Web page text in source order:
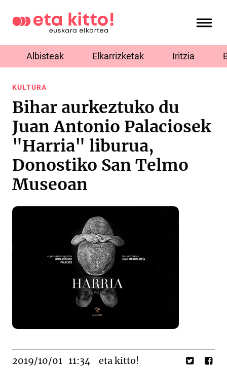
Albisteak Elkarrizketak Iritzia
KULTURA
Bihar aurkeztuko du
Juan Antonio Palaciosek
"Harria" liburua,
Donostiko San Telmo
Museoan
2019/10/01 11:34 eta kitto!